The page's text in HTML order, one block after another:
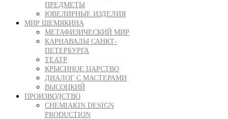
ПРЕДМЕТЫ
ЮВЕЛИРНЫЕ ИЗДЕЛИЯ
МИР ШЕМЯКИНА
МЕТАФИЗИЧЕСКИЙ МИР
КАРНАВАЛЫ САНКТ-
ПЕТЕРБУРГА
ТЕАТР
КРЫСИНОЕ ЦАРСТВО
ДИАЛОГ С МАСТЕРАМИ
ВЫСОЦКИЙ
ПРОИЗВОДСТВО
CHEMIAKIN DESIGN
PRODUCTION